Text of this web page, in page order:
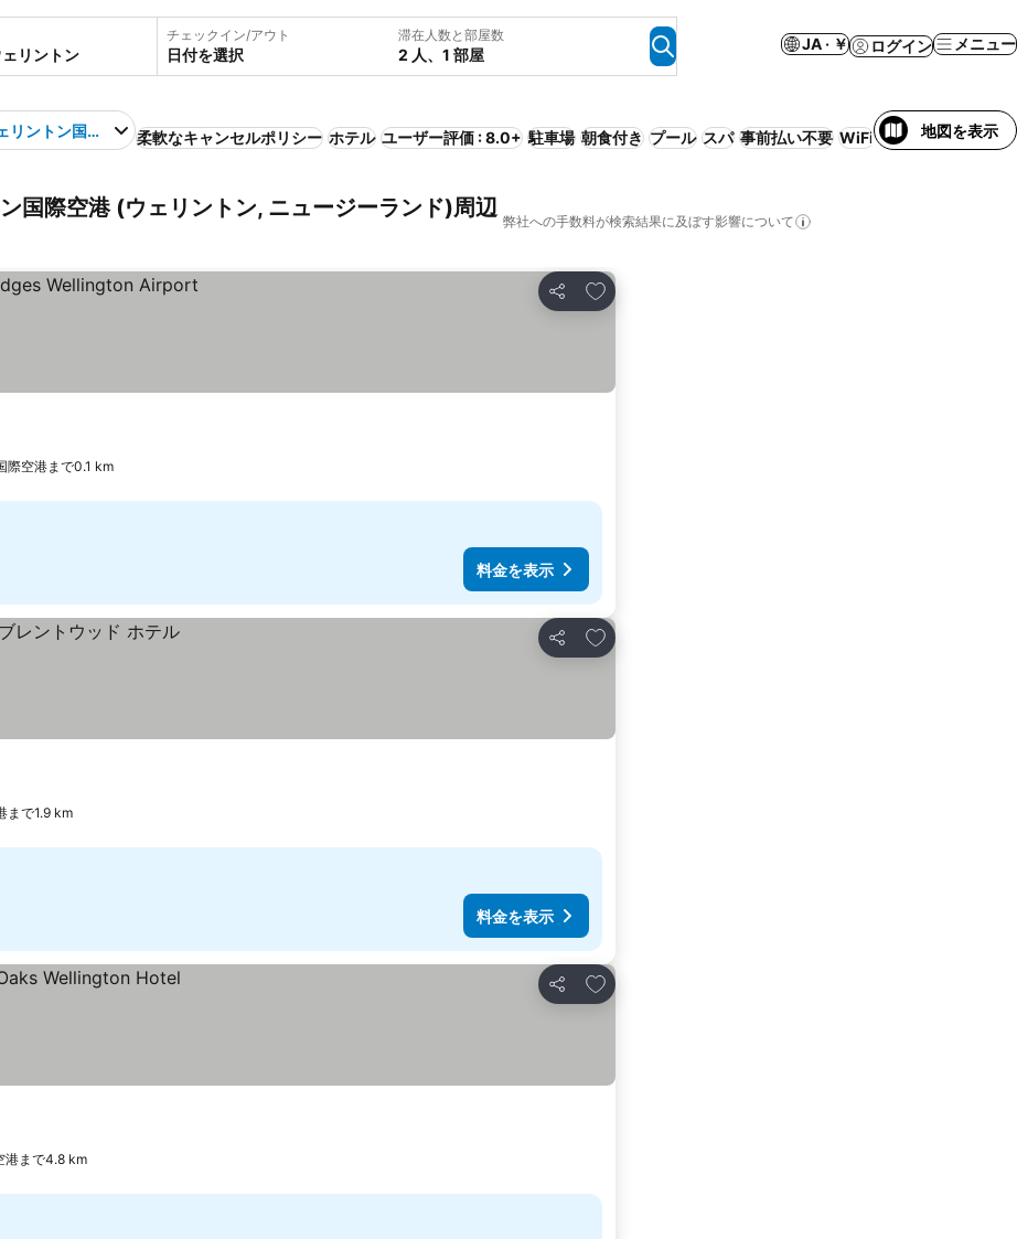
チェックイン/アウト
日付を選択
滞在人数と部屋数
2 人、1 部屋
JA · ￥ ログイン メニュー
リントン国際空港 柔軟なキャンセルポリシー ホテル ユーザー評価 : 8.0+ 駐車場 朝食付き プール スパ 事前払い不要 WiFi サービス付きアパ
地図を表示
国際空港 (ウェリントン, ニュージーランド)周辺
弊社への手数料が検索結果に及ぼす影響について
シェア
お気に入りに追加
際空港まで0.1 km
料金を表示
シェア
お気に入りに追加
まで1.9 km
料金を表示
シェア
お気に入りに追加
港まで4.8 km